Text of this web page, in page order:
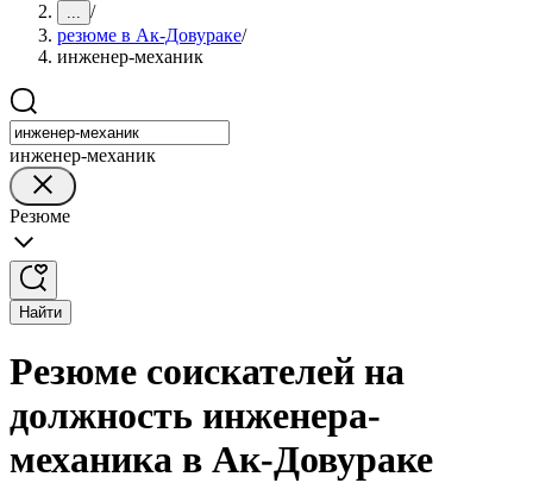
... /
резюме в Ак-Довураке/
инженер-механик
инженер-механик
Резюме
Найти
Резюме соискателей на
должность инженера-
механика в Ак-Довураке